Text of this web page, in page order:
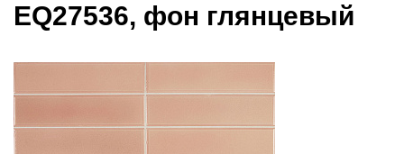
EQ27536, фон глянцевый